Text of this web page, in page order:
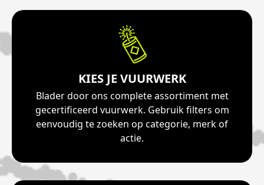
KIES JE VUURWERK
Blader door ons complete assortiment met
gecertificeerd vuurwerk. Gebruik filters om
eenvoudig te zoeken op categorie, merk of
actie.